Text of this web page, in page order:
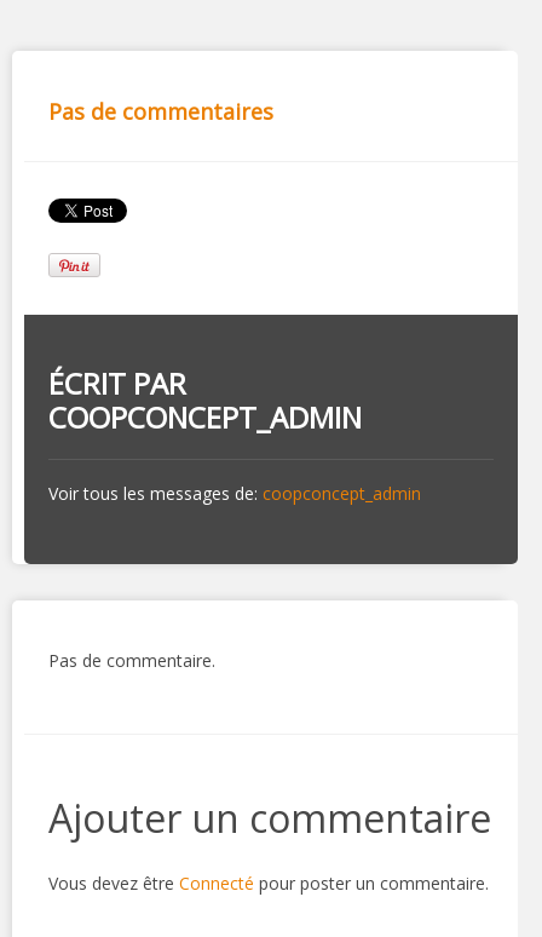
Pas de commentaires
ÉCRIT PAR
COOPCONCEPT_ADMIN
Voir tous les messages de: coopconcept_admin
Pas de commentaire.
Ajouter un commentaire
Vous devez être Connecté pour poster un commentaire.